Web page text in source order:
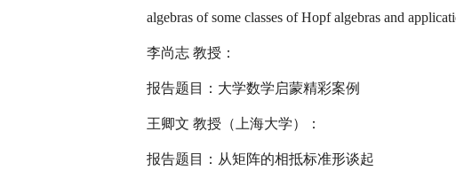
algebras of some classes of Hopf algebras and
李尚志 教授：
报告题目：大学数学启蒙精彩案例
王卿文 教授（上海大学）：
报告题目：从矩阵的相抵标准形谈起